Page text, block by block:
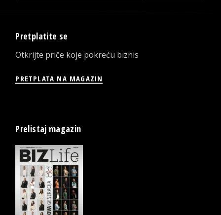
Pretplatite se
Otkrijte priče koje pokreću biznis
PRETPLATA NA MAGAZIN
Prelistaj magazin